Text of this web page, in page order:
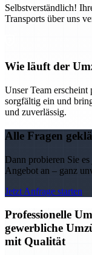
Selbstverständlich!
Transports über uns
Wie läuft der
Unser Team
sorgfältig ein und
und zuverlässig.
Alle Fragen
Dann probieren Sie
Angebot an – ganz
Jetzt Anfrage starten
Professionelle
gewerbliche
mit Qualität